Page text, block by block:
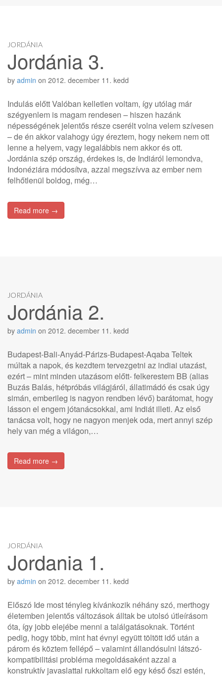
JORDÁNIA
Jordánia 3.
by admin on 2012. december 11. kedd
Indulás előtt Valóban kelletlen voltam, így utólag már
szégyenlem is magam rendesen – hiszen hazánk
népességének jelentős része cserélt volna velem szívesen
– de én akkor valahogy úgy éreztem, hogy nekem nem ott
lenne a helyem, vagy legalábbis nem akkor és ott.
Jordánia szép ország, érdekes is, de Indiáról lemondva,
Indonéziára módosítva, azzal megszívva az ember nem
felhőtlenül boldog, még…
Read more →
JORDÁNIA
Jordánia 2.
by admin on 2012. december 11. kedd
Budapest-Bali-Anyád-Párizs-Budapest-Aqaba Teltek
múltak a napok, és kezdtem tervezgetni az indiai utazást,
ezért – mint minden utazásom előtt- felkerestem BB (alias
Buzás Balás, hétpróbás világjáról, állatimádó és csak úgy
simán, emberileg is nagyon rendben lévő) barátomat, hogy
lásson el engem jótanácsokkal, ami Indiát illeti. Az első
tanácsa volt, hogy ne nagyon menjek oda, mert annyi szép
hely van még a világon,…
Read more →
JORDÁNIA
Jordania 1.
by admin on 2012. december 11. kedd
Előszó Ide most tényleg kívánkozik néhány szó, merthogy
életemben jelentős változások álltak be utolsó útleírásom
óta, így jobb elejébe menni a találgatásoknak. Történt
pedig, hogy több, mint hat évnyi együtt töltött idő után a
párom és köztem fellépő – valamint állandósulni látszó-
kompatibilitási probléma megoldásaként azzal a
konstruktív javaslattal rukkoltam elő egy késő őszi estén,